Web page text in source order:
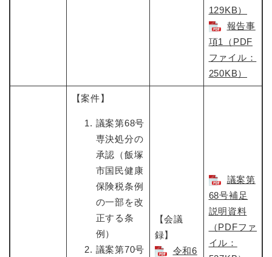
129KB）
報告事
項1（PDF
ファイル：
250KB）
【案件】
議案第68号
専決処分の
承認（飯塚
市国民健康
保険税条例
の一部を改
正する条
例）
議案第70号
【会議
録】
令和6
議案第
68号補足
説明資料
（PDFファ
イル：